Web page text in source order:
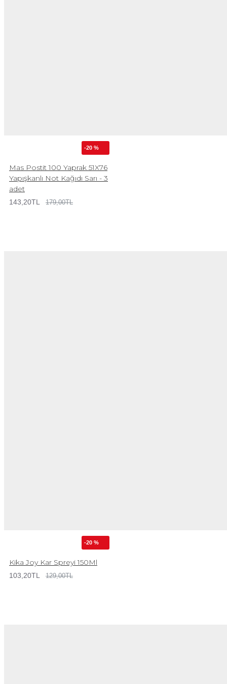
-20 %
Mas Postit 100 Yaprak 51X76
Yapışkanlı Not Kağıdı Sarı - 3
adet
143,20TL 179,00TL
-20 %
Kika Joy Kar Spreyi 150Ml
103,20TL 129,00TL